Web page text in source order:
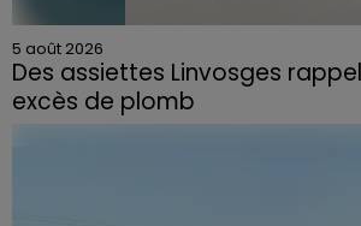
5 août 2026
Des assiettes Linvosges
excès de plomb
Du plomb a été détecté dans deux